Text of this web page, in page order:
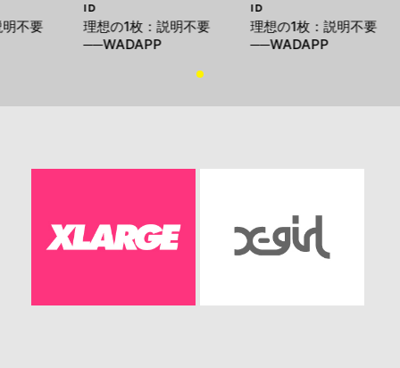
不要
ID
理想の1枚：説明不要
──WADAPP
ID
理想の1枚：説明不要
──WADAPP